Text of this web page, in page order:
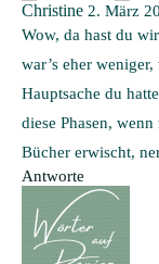
Christine 2. März
Wow, da hast du
war’s eher
Hauptsache du
diese Phasen,
Bücher erwischt,
Antworte